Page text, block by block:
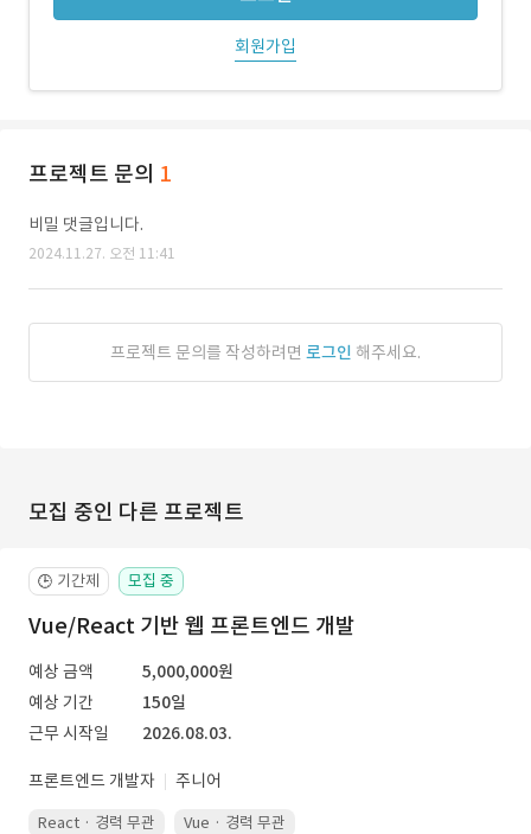
회원가입
프로젝트 문의 1
비밀 댓글입니다.
2024.11.27. 오전 11:41
프로젝트 문의를 작성하려면 로그인 해주세요.
모집 중인 다른 프로젝트
🕒 기간제 모집 중
Vue/React 기반 웹 프론트엔드 개발
예상 금액
5,000,000원
예상 기간
150일
근무 시작일
2026.08.03.
프론트엔드 개발자 주니어
React · 경력 무관 Vue · 경력 무관